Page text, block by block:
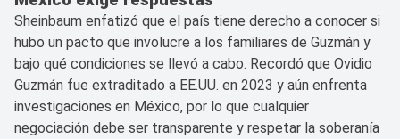
Sheinbaum enfatizó que el país tiene derecho a conocer si
hubo un pacto que involucre a los familiares de Guzmán y
bajo qué condiciones se llevó a cabo. Recordó que Ovidio
Guzmán fue extraditado a EE.UU. en 2023 y aún enfrenta
investigaciones en México, por lo que cualquier
negociación debe ser transparente y respetar la soberanía